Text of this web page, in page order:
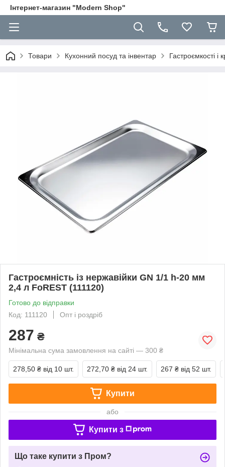
Інтернет-магазин "Modern Shop"
Товари Кухонний посуд та інвентар Гастроємкості і
Гастроємність із нержавійки GN 1/1 h-20 мм
2,4 л FoREST (111120)
Готово до відправки
Код: 111120
Опт і роздріб
287 ₴
Мінімальна сума замовлення на сайті — 300 ₴
278,50 ₴ від 10 шт. 272,70 ₴ від 24 шт. 267 ₴ від 52 шт.
Купити
або
Купити з
Що таке купити з Пром?